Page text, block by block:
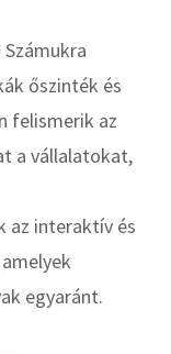
Számukra
őszinték és
felismerik az
a vállalatokat,
az interaktív és
egyaránt.